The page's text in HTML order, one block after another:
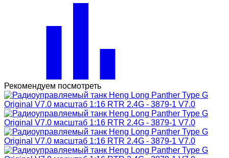
Рекомендуем посмотреть